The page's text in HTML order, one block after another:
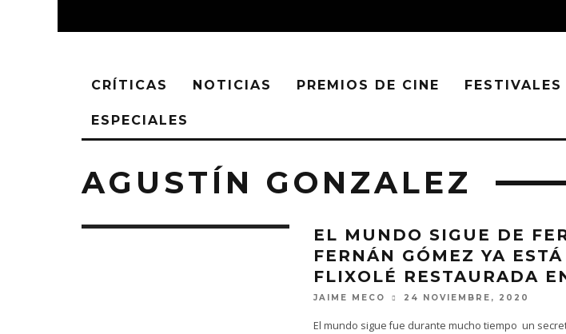
CRÍTICAS NOTICIAS PREMIOS DE CINE FESTIVALES
ESPECIALES
AGUSTÍN GONZALEZ
EL MUNDO SIGUE DE
FERNÁN GÓMEZ YA ESTÁ
FLIXOLÉ RESTAURADA
JAIME MECO 24 NOVIEMBRE, 2020
El mundo sigue fue durante mucho tiempo un